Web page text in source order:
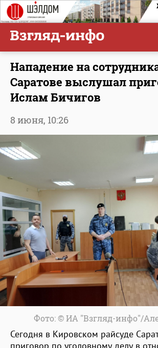
Нападение на
Саратове выслушал
Ислам Бичигов
8 июня, 10:26
Фото: © ИА "Взгляд-инфо"/
Сегодня в Кировском райсуде
приговор по уголовному делу в